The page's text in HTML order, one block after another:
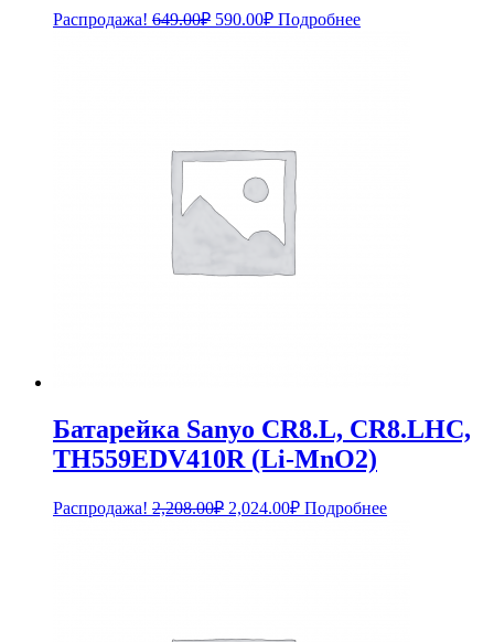
Распродажа! 649.00₽ Первоначальная
590.00₽Текущая
цена:
Подробнее
Батарейка Sanyo CR8.L, CR8.LHC,
TH559EDV410R (Li-MnO2)
Распродажа! 2,208.00₽ Первоначальная
2,024.00₽Текущая
Подробнее